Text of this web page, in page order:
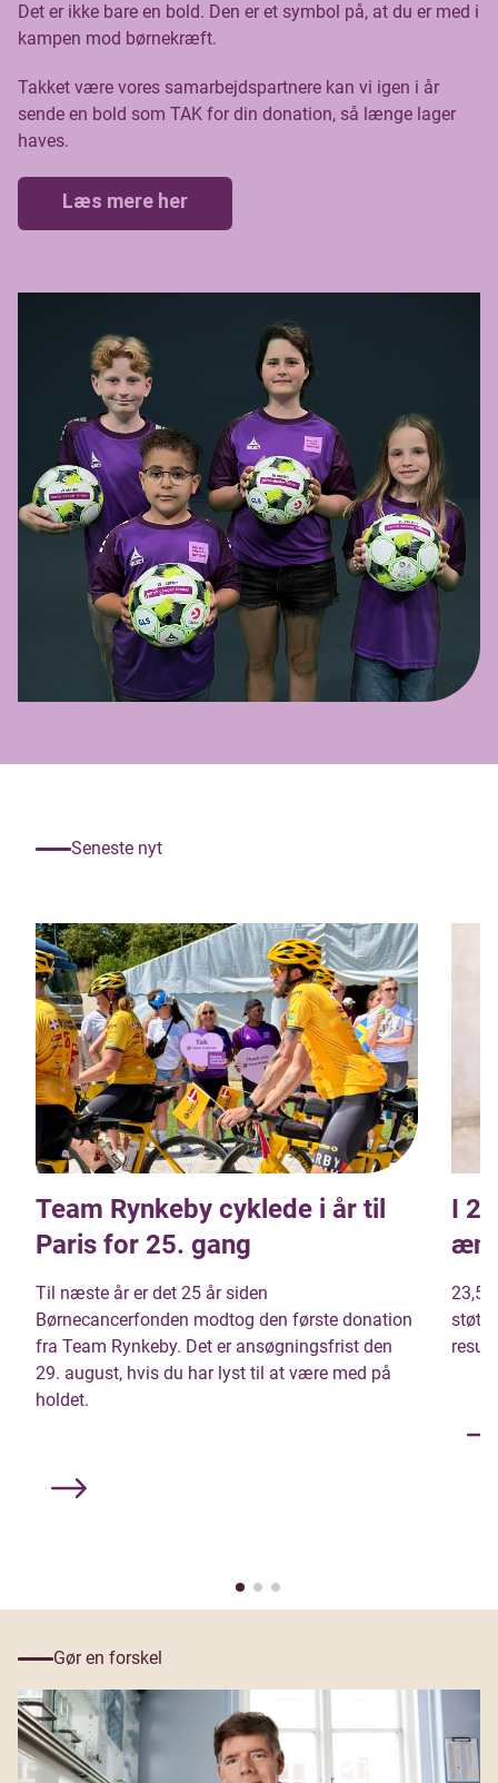
Det er ikke bare en bold. Den er et symbol på, at du er med i
kampen mod børnekræft.
Takket være vores samarbejdspartnere kan vi igen i år
sende en bold som TAK for din donation, så længe lager
haves.
Læs mere her
Seneste nyt
Team Rynkeby cyklede i år til
Paris for 25. gang
Til næste år er det 25 år siden
Børnecancerfonden modtog den første donation
fra Team Rynkeby. Det er ansøgningsfrist den
29. august, hvis du har lyst til at være med på
holdet.
I
23,5
Gør en forskel